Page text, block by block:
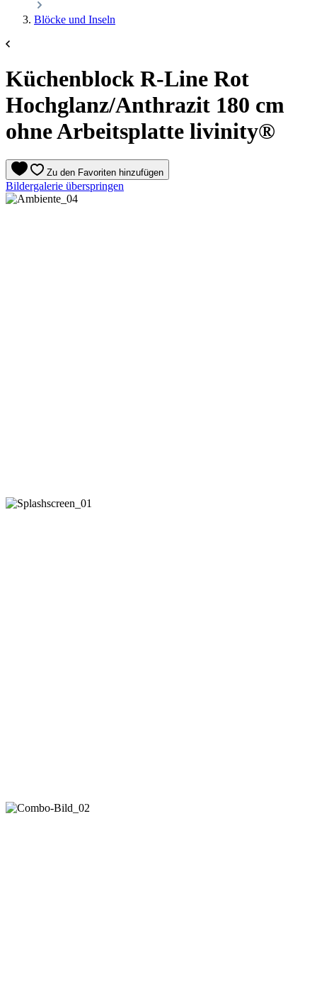
Blöcke und Inseln
Küchenblock R-Line Rot
Hochglanz/Anthrazit 180 cm
ohne Arbeitsplatte livinity®
Zu den Favoriten hinzufügen
Bildergalerie überspringen